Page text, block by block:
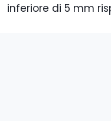
inferiore di 5 mm